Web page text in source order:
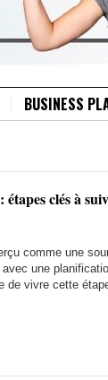
BUSINESS
clés à
comme une
une
de vivre cette